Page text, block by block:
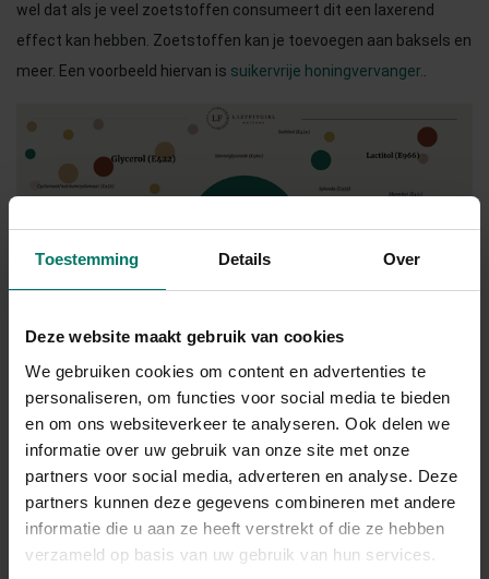
Toestemming Details Over
Deze website maakt gebruik van cookies
We gebruiken cookies om content en advertenties te
personaliseren, om functies voor social media te bieden
en om ons websiteverkeer te analyseren. Ook delen we
informatie over uw gebruik van onze site met onze
partners voor social media, adverteren en analyse. Deze
partners kunnen deze gegevens combineren met andere
informatie die u aan ze heeft verstrekt of die ze hebben
verzameld op basis van uw gebruik van hun services.
wel dat als je veel zoetstoffen consumeert dit een laxerend
effect kan hebben. Zoetstoffen kan je toevoegen aan baksels en
meer. Een voorbeeld hiervan is suikervrije honingvervanger..
Voedingsclaims en misleidingen
Er zijn dus veel schuilnamen voor suikers en meerdere namen
voor zoetstoffen. Er zijn een aantal claims die je kunt
terugvinden op verpakkingen (